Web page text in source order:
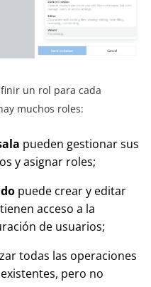
un rol para cada
muchos roles:
pueden gestionar sus
y asignar roles;
puede crear y editar
acceso a la
de usuarios;
todas las operaciones
pero no